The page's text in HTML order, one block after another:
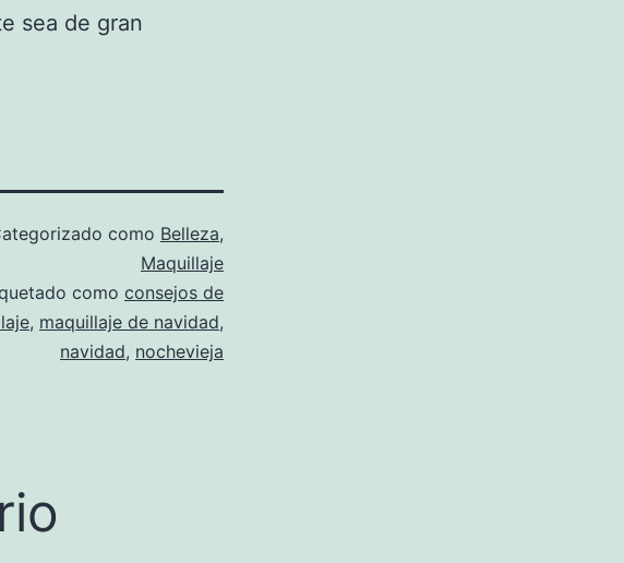
sea de gran
como Belleza,
Maquillaje
como consejos de
, maquillaje de navidad,
navidad, nochevieja